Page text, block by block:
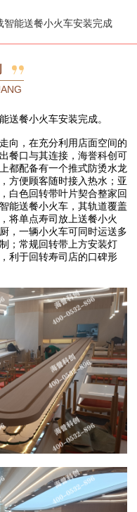
能送餐小火车安装完成
送餐小火车安装完成。
向，在充分利用店面空间的
餐口与其连接，海誉科创可
都配备有一个推式防烫水龙
方便顾客随时接入热水；亚
白色回转带叶片契合整家回
能送餐小火车，其轨道覆盖
将单点寿司放上送餐小火
，一辆小火车可同时运送多
；常规回转带上方安装灯
利于回转寿司店的口碑形